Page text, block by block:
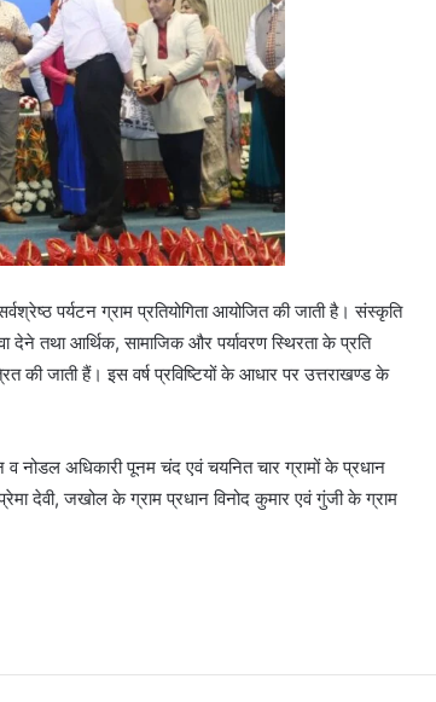
पर्यटन ग्राम प्रतियोगिता आयोजित की जाती है। संस्कृति
तथा आर्थिक, सामाजिक और पर्यावरण स्थिरता के प्रति
की जाती हैं। इस वर्ष प्रविष्टियों के आधार पर उत्तराखण्ड के
नोडल अधिकारी पूनम चंद एवं चयनित चार ग्रामों के प्रधान
देवी, जखोल के ग्राम प्रधान विनोद कुमार एवं गुंजी के ग्राम